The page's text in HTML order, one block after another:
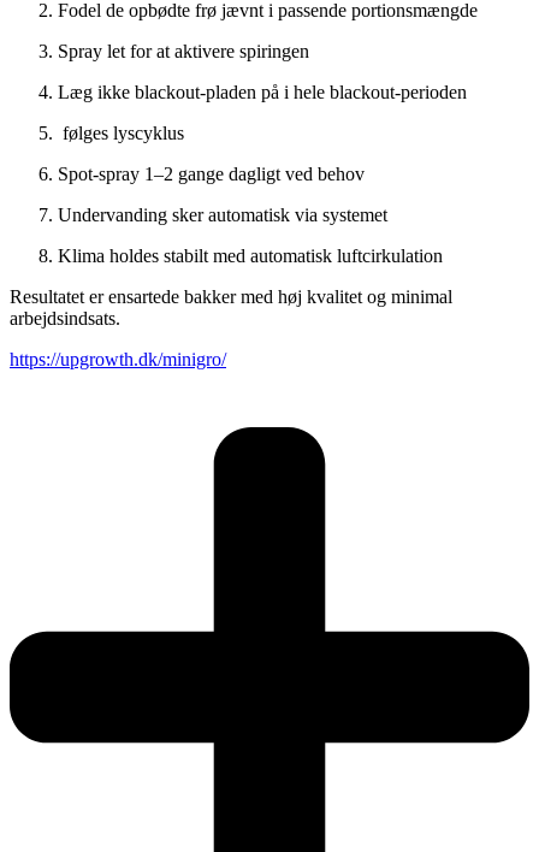
Fodel de opbødte frø jævnt i passende portionsmængde
Spray let for at aktivere spiringen
Læg ikke blackout-pladen på i hele blackout-perioden
følges lyscyklus
Spot-spray 1–2 gange dagligt ved behov
Undervanding sker automatisk via systemet
Klima holdes stabilt med automatisk luftcirkulation
Resultatet er ensartede bakker med høj kvalitet og minimal
arbejdsindsats.
https://upgrowth.dk/minigro/